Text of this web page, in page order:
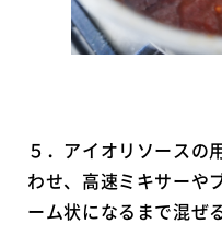
５．アイオリソースの
わせ、高速ミキサーや
ーム状になるまで混ぜる